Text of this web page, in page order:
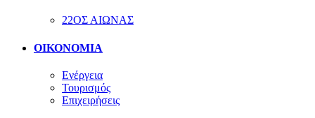
22ΟΣ ΑΙΩΝΑΣ
ΟΙΚΟΝΟΜΙΑ
Ενέργεια
Τουρισμός
Επιχειρήσεις